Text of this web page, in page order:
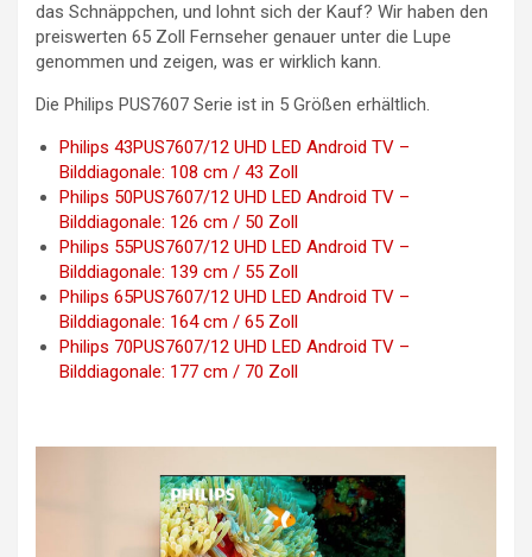
das Schnäppchen, und lohnt sich der Kauf? Wir haben den
preiswerten 65 Zoll Fernseher genauer unter die Lupe
genommen und zeigen, was er wirklich kann.
Die Philips PUS7607 Serie ist in 5 Größen erhältlich.
Philips 43PUS7607/12 UHD LED Android TV –
Bilddiagonale: 108 cm / 43 Zoll
Philips 50PUS7607/12 UHD LED Android TV –
Bilddiagonale: 126 cm / 50 Zoll
Philips 55PUS7607/12 UHD LED Android TV –
Bilddiagonale: 139 cm / 55 Zoll
Philips 65PUS7607/12 UHD LED Android TV –
Bilddiagonale: 164 cm / 65 Zoll
Philips 70PUS7607/12 UHD LED Android TV –
Bilddiagonale: 177 cm / 70 Zoll